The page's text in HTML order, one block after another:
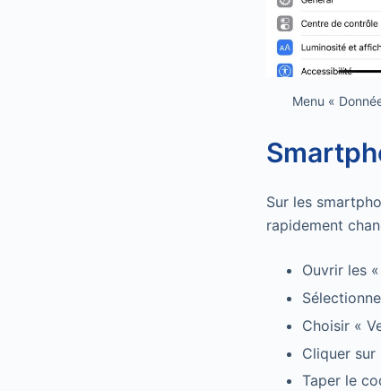
Menu «
Sur les
rapidement
Ouvrir les
Choisir «
Cliquer
Taper le